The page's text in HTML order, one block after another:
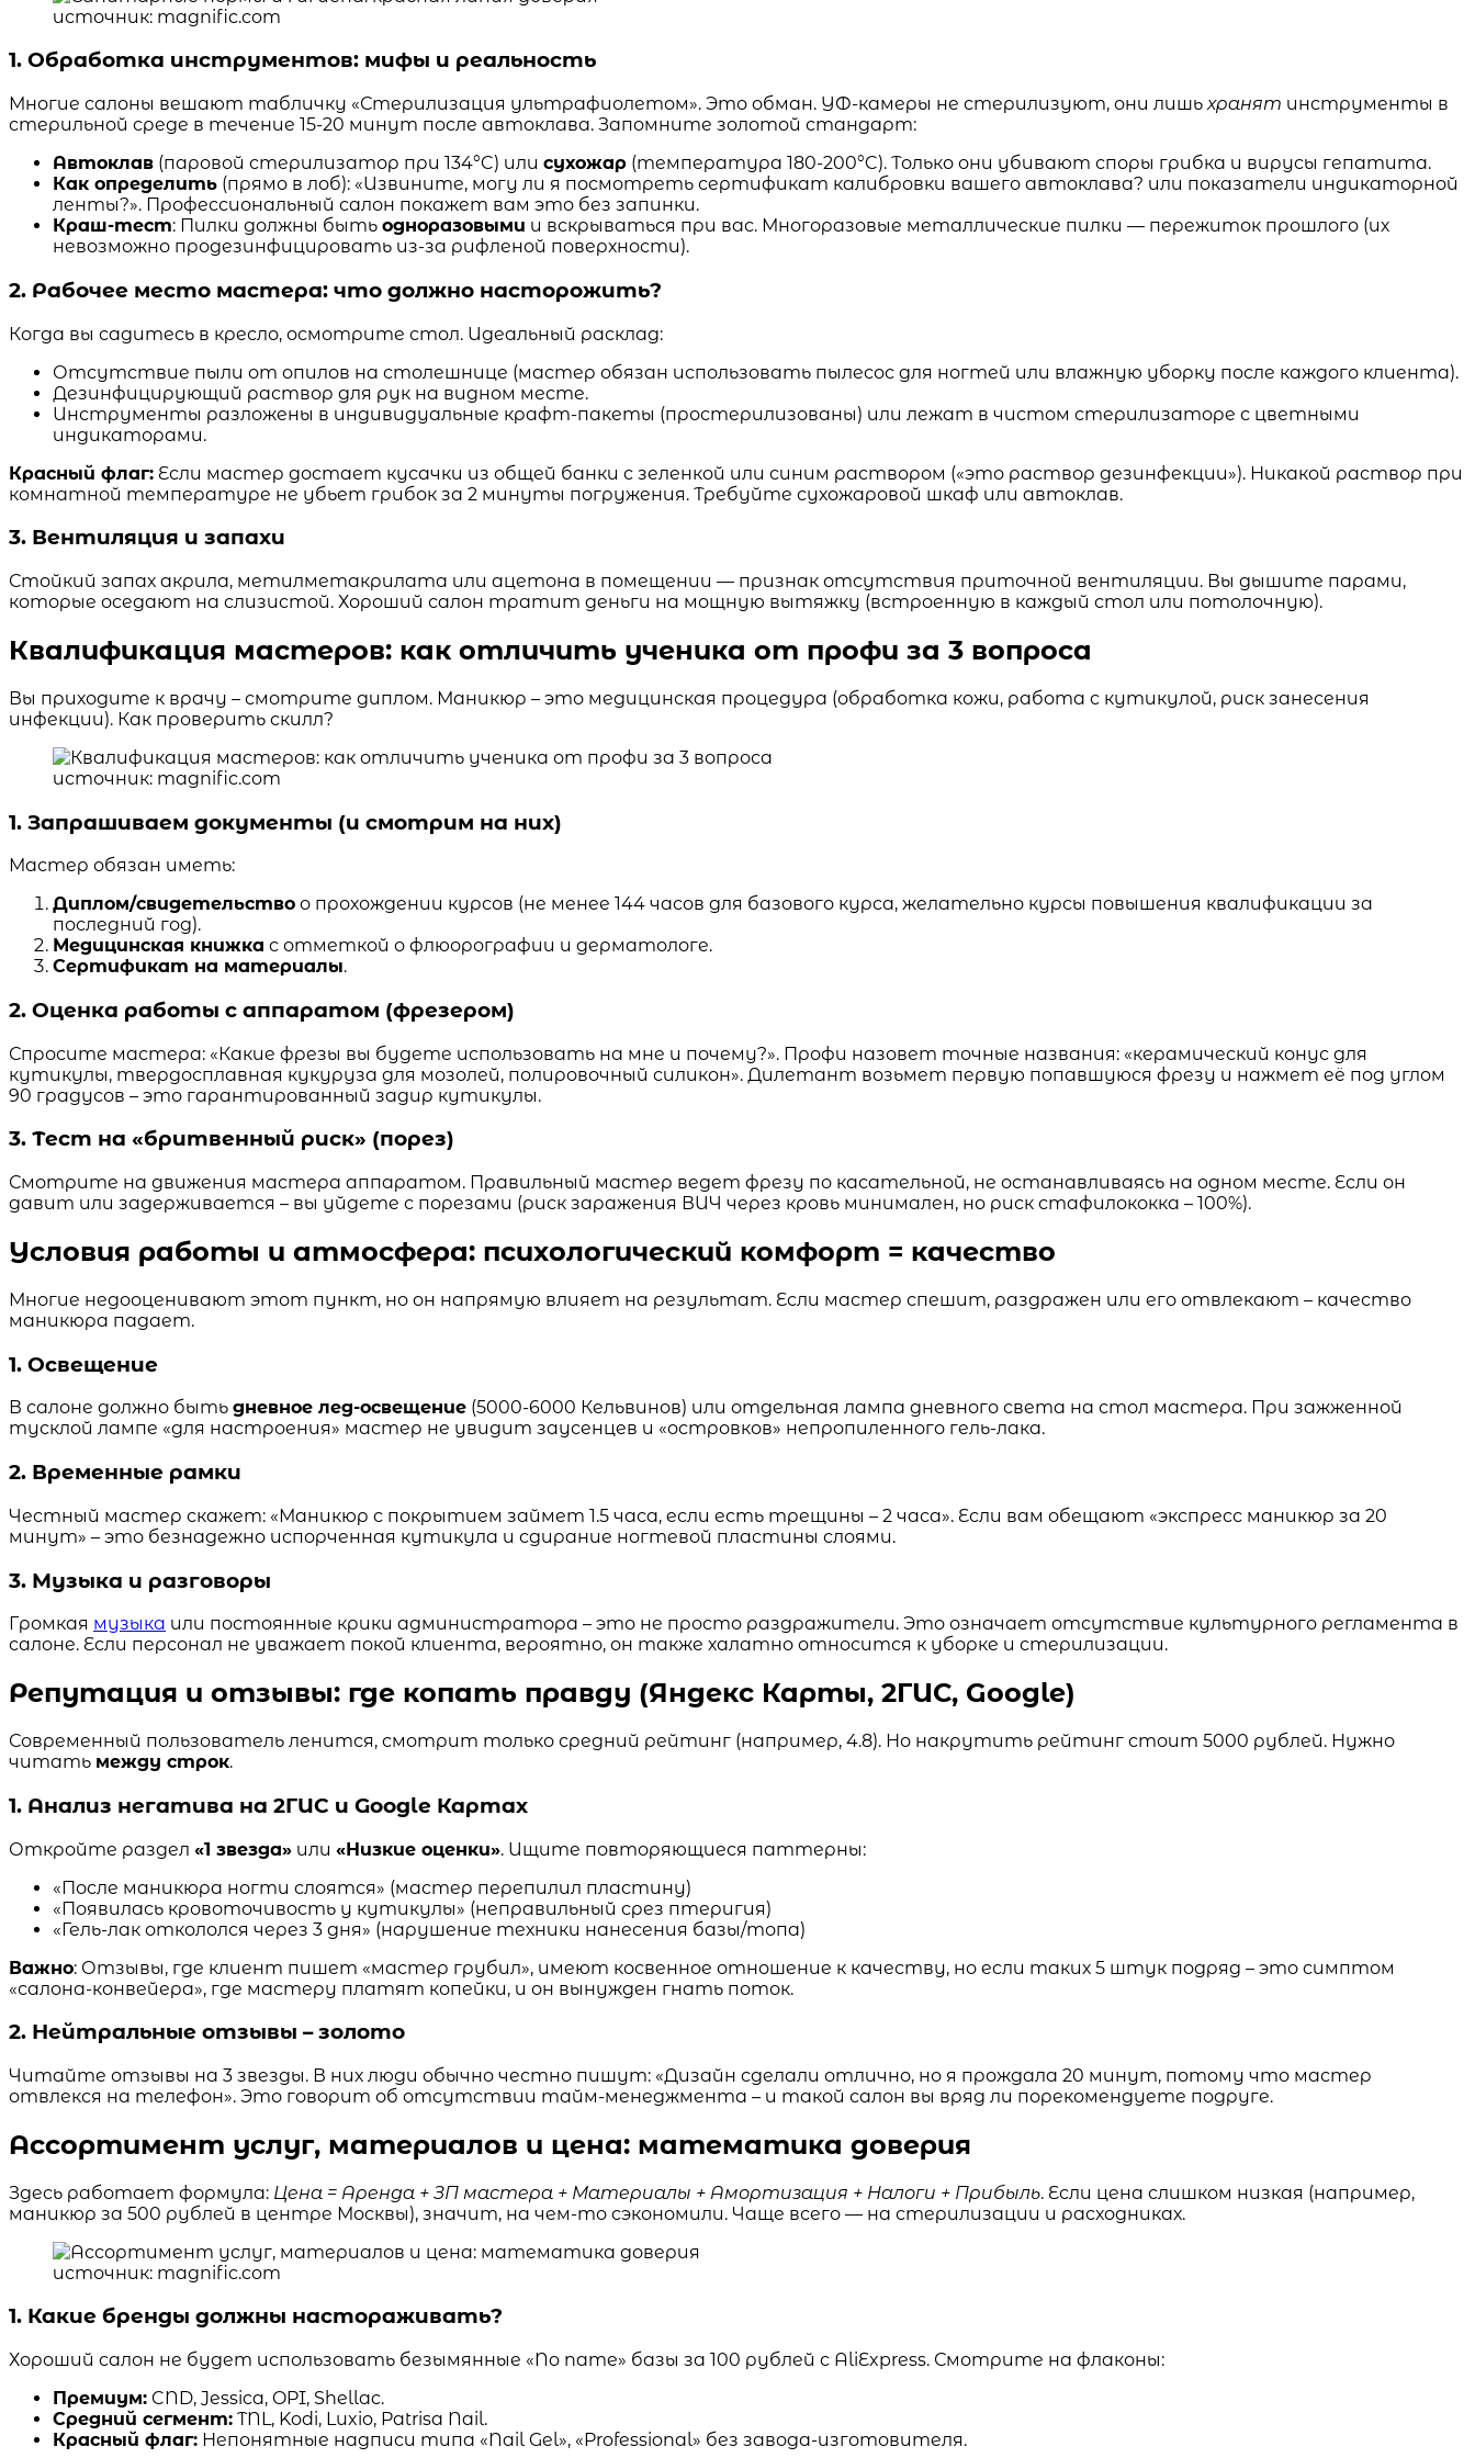
источник: magnific.com
1. Обработка инструментов: мифы и реальность
Многие салоны вешают табличку «Стерилизация ультрафиолетом». Это обман. УФ-камеры не стерилизуют, они лишьхранят инструменты в
стерильной среде в течение 15-20 минут после автоклава. Запомните золотой стандарт:
Автоклав (паровой стерилизатор при 134°C) или сухожар (температура 180-200°C). Только они убивают споры грибка и вирусы гепатита.
Как определить (прямо в лоб): «Извините, могу ли я посмотреть сертификат калибровки вашего автоклава? или показатели индикаторной
ленты?». Профессиональный салон покажет вам это без запинки.
Краш-тест: Пилки должны быть одноразовыми и вскрываться при вас. Многоразовые металлические пилки — пережиток прошлого (их
невозможно продезинфицировать из-за рифленой поверхности).
2. Рабочее место мастера: что должно насторожить?
Когда вы садитесь в кресло, осмотрите стол. Идеальный расклад:
Отсутствие пыли от опилов на столешнице (мастер обязан использовать пылесос для ногтей или влажную уборку после каждого клиента).
Дезинфицирующий раствор для рук на видном месте.
Инструменты разложены в индивидуальные крафт-пакеты (простерилизованы) или лежат в чистом стерилизаторе с цветными
индикаторами.
Красный флаг: Если мастер достает кусачки из общей банки с зеленкой или синим раствором («это раствор дезинфекции»). Никакой раствор при
комнатной температуре не убьет грибок за 2 минуты погружения. Требуйте сухожаровой шкаф или автоклав.
3. Вентиляция и запахи
Стойкий запах акрила, метилметакрилата или ацетона в помещении — признак отсутствия приточной вентиляции. Вы дышите парами,
которые оседают на слизистой. Хороший салон тратит деньги на мощную вытяжку (встроенную в каждый стол или потолочную).
Квалификация мастеров: как отличить ученика от профи за 3 вопроса
Вы приходите к врачу – смотрите диплом. Маникюр – это медицинская процедура (обработка кожи, работа с кутикулой, риск занесения
инфекции). Как проверить скилл?
источник: magnific.com
1. Запрашиваем документы (и смотрим на них)
Мастер обязан иметь:
Диплом/свидетельство о прохождении курсов (не менее 144 часов для базового курса, желательно курсы повышения квалификации за
последний год).
Медицинская книжка с отметкой о флюорографии и дерматологе.
Сертификат на материалы.
2. Оценка работы с аппаратом (фрезером)
Спросите мастера: «Какие фрезы вы будете использовать на мне и почему?». Профи назовет точные названия: «керамический конус для
кутикулы, твердосплавная кукуруза для мозолей, полировочный силикон». Дилетант возьмет первую попавшуюся фрезу и нажмет её под углом
90 градусов – это гарантированный задир кутикулы.
3. Тест на «бритвенный риск» (порез)
Смотрите на движения мастера аппаратом. Правильный мастер ведет фрезу по касательной, не останавливаясь на одном месте. Если он
давит или задерживается – вы уйдете с порезами (риск заражения ВИЧ через кровь минимален, но риск стафилококка – 100%).
Условия работы и атмосфера: психологический комфорт = качество
Многие недооценивают этот пункт, но он напрямую влияет на результат. Если мастер спешит, раздражен или его отвлекают – качество
маникюра падает.
1. Освещение
В салоне должно быть дневное лед-освещение (5000-6000 Кельвинов) или отдельная лампа дневного света на стол мастера. При зажженной
тусклой лампе «для настроения» мастер не увидит заусенцев и «островков» непропиленного гель-лака.
2. Временные рамки
Честный мастер скажет: «Маникюр с покрытием займет 1.5 часа, если есть трещины – 2 часа». Если вам обещают «экспресс маникюр за 20
минут» – это безнадежно испорченная кутикула и сдирание ногтевой пластины слоями.
3. Музыка и разговоры
Громкая музыка или постоянные крики администратора – это не просто раздражители. Это означает отсутствие культурного регламента в
салоне. Если персонал не уважает покой клиента, вероятно, он также халатно относится к уборке и стерилизации.
Репутация и отзывы: где копать правду (Яндекс Карты, 2ГИС, Google)
Современный пользователь ленится, смотрит только средний рейтинг (например, 4.8). Но накрутить рейтинг стоит 5000 рублей. Нужно
читать между строк.
1. Анализ негатива на 2ГИС и Google Картах
Откройте раздел «1 звезда» или «Низкие оценки». Ищите повторяющиеся паттерны:
«После маникюра ногти слоятся» (мастер перепилил пластину)
«Появилась кровоточивость у кутикулы» (неправильный срез птеригия)
«Гель-лак откололся через 3 дня» (нарушение техники нанесения базы/топа)
Важно: Отзывы, где клиент пишет «мастер грубил», имеют косвенное отношение к качеству, но если таких 5 штук подряд – это симптом
«салона-конвейера», где мастеру платят копейки, и он вынужден гнать поток.
2. Нейтральные отзывы – золото
Читайте отзывы на 3 звезды. В них люди обычно честно пишут: «Дизайн сделали отлично, но я прождала 20 минут, потому что мастер
отвлекся на телефон». Это говорит об отсутствии тайм-менеджмента – и такой салон вы вряд ли порекомендуете подруге.
Ассортимент услуг, материалов и цена: математика доверия
Здесь работает формула: Цена = Аренда + ЗП мастера + Материалы + Амортизация + Налоги + Прибыль. Если цена слишком низкая (например,
маникюр за 500 рублей в центре Москвы), значит, на чем-то сэкономили. Чаще всего — на стерилизации и расходниках.
источник: magnific.com
1. Какие бренды должны настораживать?
Хороший салон не будет использовать безымянные «No name» базы за 100 рублей с AliExpress. Смотрите на флаконы:
Премиум: CND, Jessica, OPI, Shellac.
Средний сегмент: TNL, Kodi, Luxio, Patrisa Nail.
Красный флаг: Непонятные надписи типа «Nail Gel», «Professional» без завода-изготовителя.